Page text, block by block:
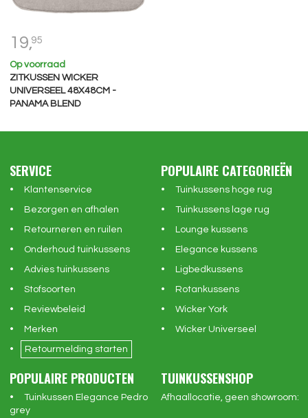
19,95
Op voorraad
ZITKUSSEN WICKER
UNIVERSEEL 48X48CM -
PANAMA BLEND
SERVICE
Klantenservice
Bezorgen en afhalen
Retourneren en ruilen
Onderhoud tuinkussens
Advies tuinkussens
Stofsoorten
Reviewbeleid
Merken
Retourmelding starten
POPULAIRE CATEGORIEËN
Tuinkussens hoge rug
Tuinkussens lage rug
Lounge kussens
Elegance kussens
Ligbedkussens
Rotankussens
Wicker York
Wicker Universeel
POPULAIRE PRODUCTEN
Tuinkussen Elegance Pedro
grey
TUINKUSSENSHOP
Afhaallocatie, geen showroom: